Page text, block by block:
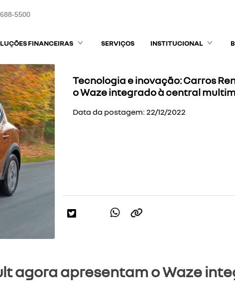
5500
FINANCEIRAS SERVIÇOS INSTITUCIONAL
Tecnologia e inovação: Carros
o Waze integrado à central
Data da postagem: 22/12/2022
agora apresentam o Waze